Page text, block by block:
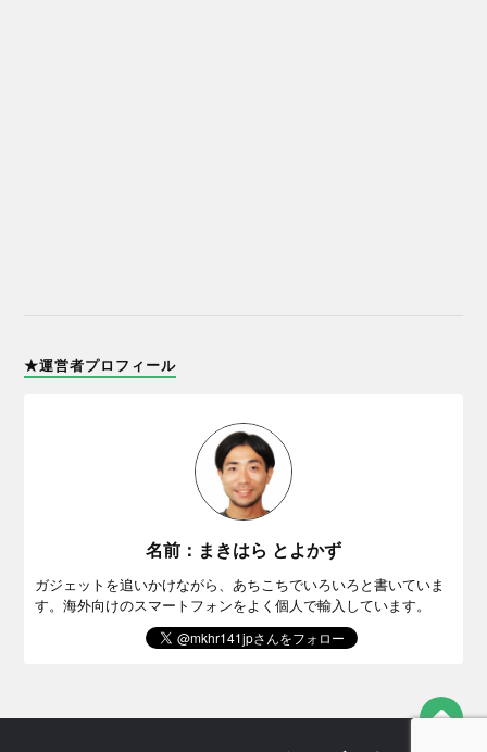
★運営者プロフィール
名前：まきはら とよかず
ガジェットを追いかけながら、あちこちでいろいろと書いていま
す。海外向けのスマートフォンをよく個人で輸入しています。